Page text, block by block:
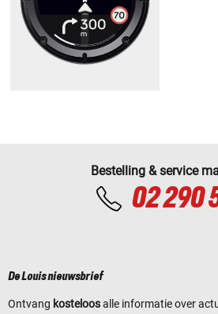
Bestelling & service
02 290
De Louis nieuwsbrief
Ontvang kosteloosalle informatie over